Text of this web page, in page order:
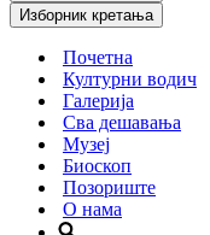
Изборник кретања
Почетна
Културни водич
Галерија
Сва дешавања
Музеј
Биоскоп
Позориште
О нама